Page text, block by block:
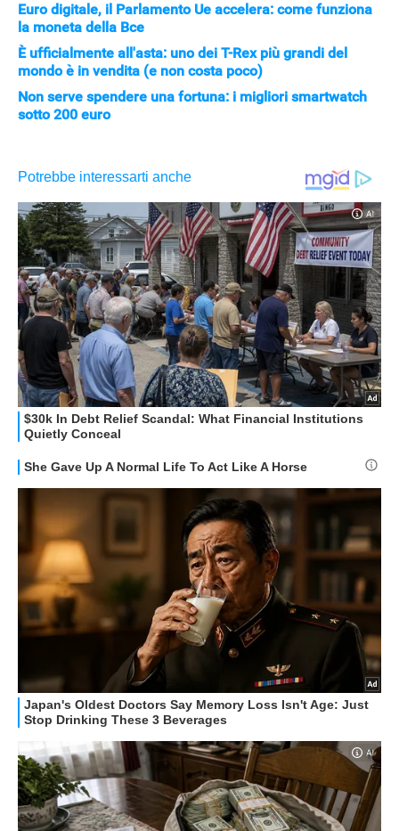
Euro digitale, il Parlamento Ue accelera: come funziona
la moneta della Bce
È ufficialmente all'asta: uno dei T-Rex più grandi del
mondo è in vendita (e non costa poco)
Non serve spendere una fortuna: i migliori smartwatch
sotto 200 euro